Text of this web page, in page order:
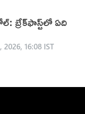
బ్రేక్‌ఫాస్ట్‌లో ఏది
2026, 16:08 IST